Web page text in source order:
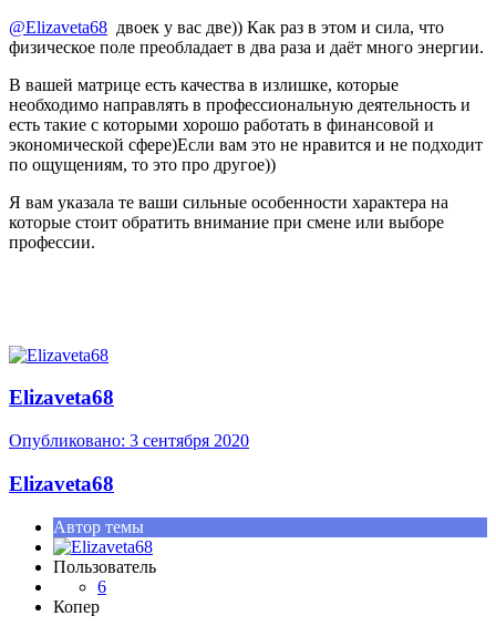
@Elizaveta68 двоек у вас две)) Как раз в этом и сила, что
физическое поле преобладает в два раза и даёт много энергии.
В вашей матрице есть качества в излишке, которые
необходимо направлять в профессиональную деятельность и
есть такие с которыми хорошо работать в финансовой и
экономической сфере)Если вам это не нравится и не подходит
по ощущениям, то это про другое))
Я вам указала те ваши сильные особенности характера на
которые стоит обратить внимание при смене или выборе
профессии.
Elizaveta68
Опубликовано: 3 сентября 2020
Elizaveta68
Автор темы
Пользователь
6
Копер